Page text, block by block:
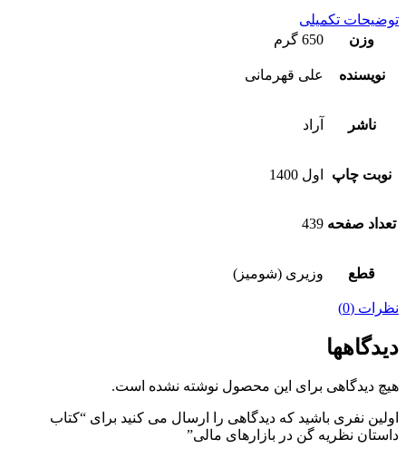
توضیحات تکمیلی
وزن
650 گرم
نویسنده علی قهرمانی
ناشر آراد
نوبت چاپ اول 1400
تعداد صفحه 439
قطع وزیری (شومیز)
نظرات (0)
دیدگاهها
هیچ دیدگاهی برای این محصول نوشته نشده است.
اولین نفری باشید که دیدگاهی را ارسال می کنید برای “کتاب
داستان نظریه گن در بازارهای مالی”